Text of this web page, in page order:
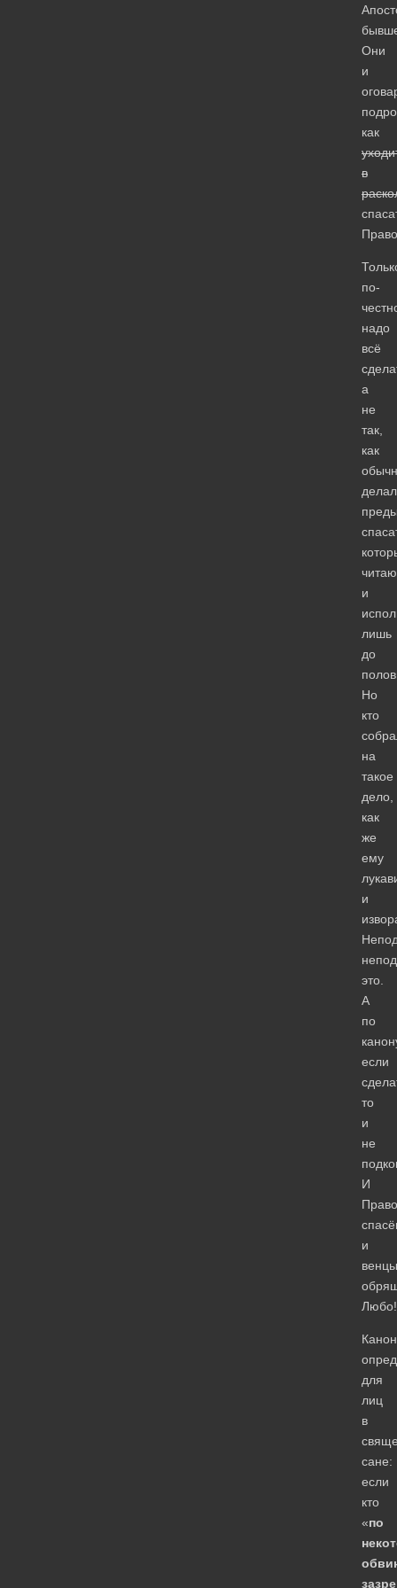
Они
и
как
в
по-
надо
всё
а
не
так,
как
и
лишь
до
Но
кто
на
такое
дело,
как
же
ему
и
это.
А
по
если
то
и
не
И
и
венцы
Любо!
Канон
для
лиц
в
сане:
если
кто
«по